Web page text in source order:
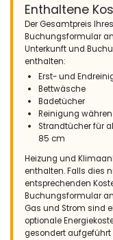
Ein wunderschönes
können das Haus
- 8,6
Familien mit kleinen
(Originaltext)
Belleza is een super
wat we nodig
geweldige tuin.
(Übersetzt von
Belleza ist eine super
Alles was wir
Garten. Habe
Enthaltene
Der Gesamtpreis
Buchungsformular
Unterkunft und
enthalten:
Erst- und
Bettwäsche
Badetücher
Reinigung
Strandtücher für
85 cm
Heizung und
enthalten. Falls dies
entsprechenden
Buchungsformular
Gas und Strom sind
optionale
gesondert aufgeführt